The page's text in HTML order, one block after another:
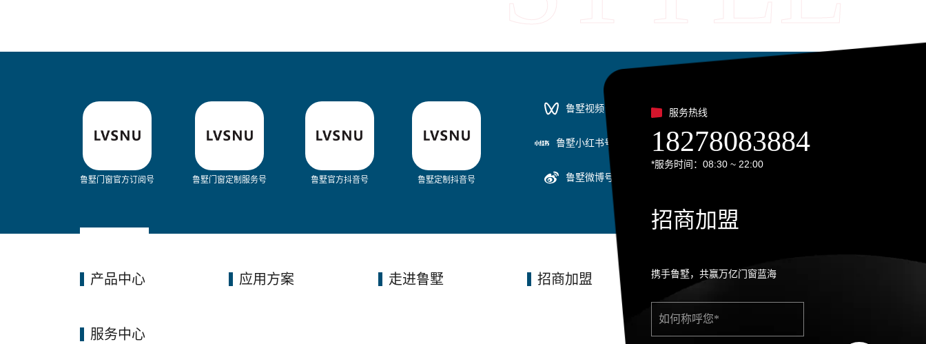
鲁墅门窗官方订阅号 鲁墅门窗定制服务号 鲁墅官方抖音号 鲁墅定制抖音号
鲁墅视频号
鲁墅小红书号
鲁墅微博号
产品中心 应用方案 走进鲁墅 招商加盟
服务中心
服务热线
18278083884
*服务时间：08:30 ~ 22:00
招商加盟
携手鲁墅，共赢万亿门窗蓝海